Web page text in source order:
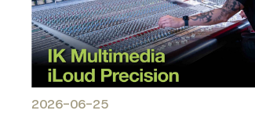
2026-06-25